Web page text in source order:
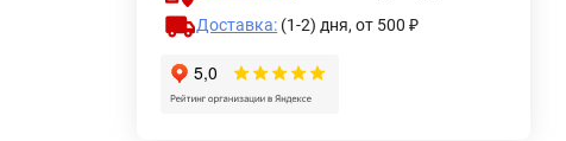
Доставка: (1-2) дня,от 500 ₽